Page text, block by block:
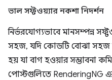
ভাল সফ্টওয়্যার নকশা নিদর্শন
নির্ভরযোগ্যভাবে মানসম্পন্ন
সহজ, যদি কোডটি বোঝা সহজ
হয় যা বাগ হওয়ার সম্ভাবনা
পোস্টগুলিতে RenderingNG